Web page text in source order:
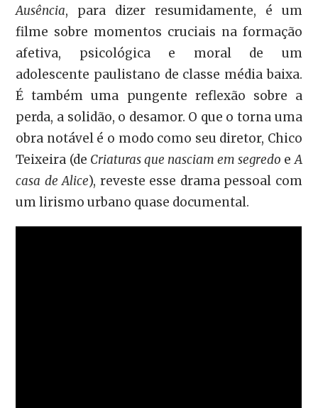
Ausência, para dizer resumidamente, é um
filme sobre momentos cruciais na formação
afetiva, psicológica e moral de um
adolescente paulistano de classe média baixa.
É também uma pungente reflexão sobre a
perda, a solidão, o desamor. O que o torna uma
obra notável é o modo como seu diretor, Chico
Teixeira (de Criaturas que nasciam em segredo e A
casa de Alice), reveste esse drama pessoal com
um lirismo urbano quase documental.